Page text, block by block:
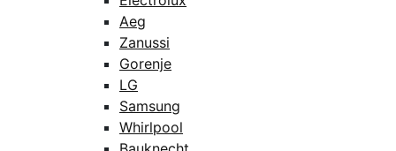
Aeg
Zanussi
Gorenje
LG
Samsung
Whirlpool